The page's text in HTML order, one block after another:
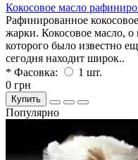
Кокосовое масло
Рафинированное
жарки. Кокосовое масло, о
которого было известно
сегодня находит широк..
* Фасовка:
1 шт.
0 грн
Купить
Популярно